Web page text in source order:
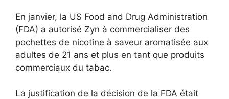
En janvier, la US Food and Drug Administration
(FDA) a autorisé Zyn à commercialiser des
pochettes de nicotine à saveur aromatisée aux
adultes de 21 ans et plus en tant que produits
commerciaux du tabac.
La justification de la décision de la FDA était